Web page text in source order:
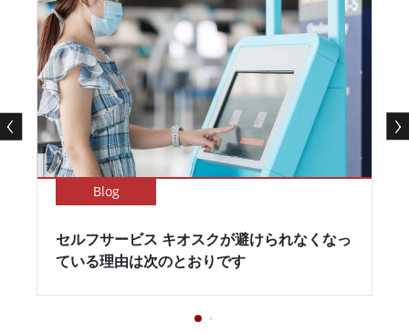
Blog
セルフサービス キオスクが避けられなくなっ
ている理由は次のとおりです